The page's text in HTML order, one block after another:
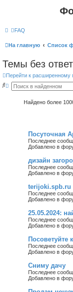
FAQ
На главную Список
Темы без
Перейти к расширенному
П Р
Найдено более
Посуточная
Последнее
Добавлено в
дизайн
Последнее
Добавлено в
terijoki.spb.ru
Последнее
Добавлено в
25.05.2024:
Последнее
Добавлено в
Посоветуйте
Последнее
Добавлено в
Сниму дачу
Последнее
Добавлено в